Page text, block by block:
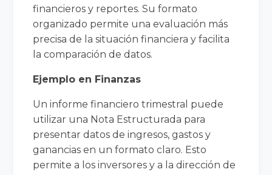
financieros y reportes. Su formato
organizado permite una evaluación más
precisa de la situación financiera y facilita
la comparación de datos.
Ejemplo en Finanzas
Un informe financiero trimestral puede
utilizar una Nota Estructurada para
presentar datos de ingresos, gastos y
ganancias en un formato claro. Esto
permite a los inversores y a la dirección de